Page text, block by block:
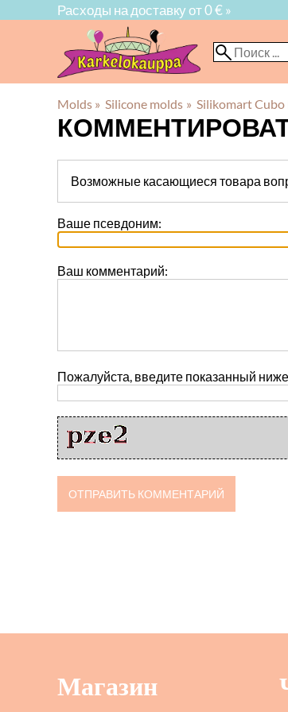
Расходы на доставку от 0 € »
Molds ‪» Silicone molds ‪» Silikomart
Возможные касающиеся товара
Ваше псевдоним:
Ваш комментарий:
Пожалуйста, введите показанный
Магазин